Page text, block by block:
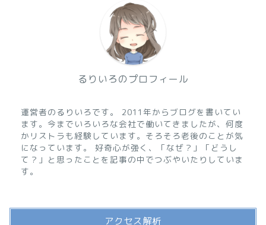
るりいろのプロフィール
運営者のるりいろです。 2011年からブログを書いてい
ます。今までいろいろな会社で働いてきましたが、何度
かリストラも経験しています。そろそろ老後のことが気
になっています。 好奇心が強く、「なぜ？」「どうし
て？」と思ったことを記事の中でつぶやいたりしていま
す。
アクセス解析